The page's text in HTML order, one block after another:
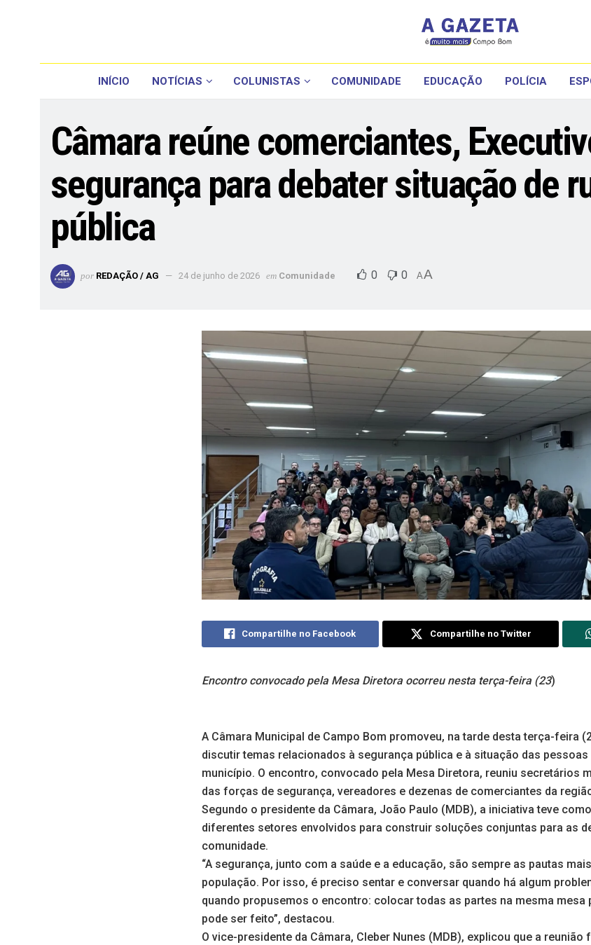
INÍCIO NOTÍCIAS COLUNISTAS COMUNIDADE EDUCAÇÃO POLÍCIA
Câmara reúne comerciantes,
segurança para debater situação de
pública
por REDAÇÃO / AG 24 de junho de 2026 em Comunidade 0 0 AA
Compartilhe no Facebook Compartilhe no Twitter
Encontro convocado pela Mesa Diretora ocorreu nesta terça-feira (23)
A Câmara Municipal de Campo Bom promoveu, na tarde desta terça-feira
discutir temas relacionados à segurança pública e à situação das
município. O encontro, convocado pela Mesa Diretora, reuniu secretários
das forças de segurança, vereadores e dezenas de comerciantes da
Segundo o presidente da Câmara, João Paulo (MDB), a iniciativa teve
diferentes setores envolvidos para construir soluções conjuntas para as
comunidade.
“A segurança, junto com a saúde e a educação, são sempre as pautas
população. Por isso, é preciso sentar e conversar quando há algum
quando propusemos o encontro: colocar todas as partes na mesma mesa
pode ser feito”, destacou.
O vice-presidente da Câmara, Cleber Nunes (MDB), explicou que a